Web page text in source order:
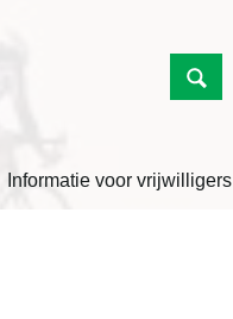
Informatie voor vrijwilligers